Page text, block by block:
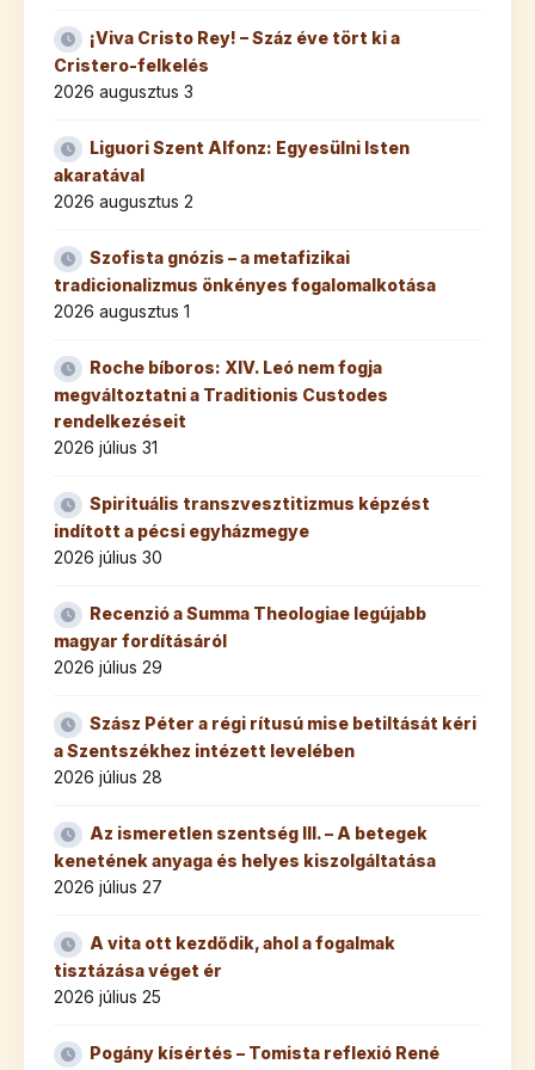
¡Viva Cristo Rey! – Száz éve tört ki a
Cristero-felkelés
2026 augusztus 3
Liguori Szent Alfonz: Egyesülni Isten
akaratával
2026 augusztus 2
Szofista gnózis – a metafizikai
tradicionalizmus önkényes fogalomalkotása
2026 augusztus 1
Roche bíboros: XIV. Leó nem fogja
megváltoztatni a Traditionis Custodes
rendelkezéseit
2026 július 31
Spirituális transzvesztitizmus képzést
indított a pécsi egyházmegye
2026 július 30
Recenzió a Summa Theologiae legújabb
magyar fordításáról
2026 július 29
Szász Péter a régi rítusú mise betiltását kéri
a Szentszékhez intézett levelében
2026 július 28
Az ismeretlen szentség III. – A betegek
kenetének anyaga és helyes kiszolgáltatása
2026 július 27
A vita ott kezdődik, ahol a fogalmak
tisztázása véget ér
2026 július 25
Pogány kísértés – Tomista reflexió René